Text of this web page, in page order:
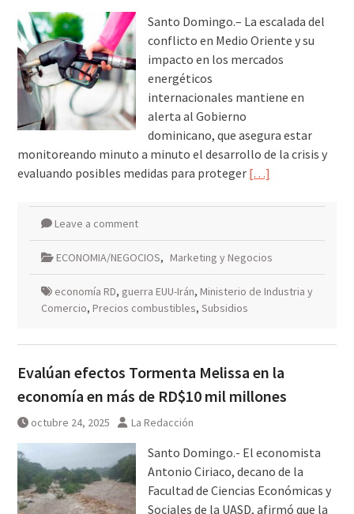
Santo Domingo.– La escalada del
conflicto en Medio Oriente y su
impacto en los mercados
energéticos
internacionales mantiene en
alerta al Gobierno
dominicano, que asegura estar
monitoreando minuto a minuto el desarrollo de la crisis y
evaluando posibles medidas para proteger […]
Leave a comment
ECONOMIA/NEGOCIOS, Marketing y Negocios
economía RD, guerra EUU-Irán, Ministerio de Industria y
Comercio, Precios combustibles, Subsidios
Evalúan efectos Tormenta Melissa en la
economía en más de RD$10 mil millones
octubre 24, 2025 La Redacción
Santo Domingo.- El economista
Antonio Ciriaco, decano de la
Facultad de Ciencias Económicas y
Sociales de la UASD, afirmó que la